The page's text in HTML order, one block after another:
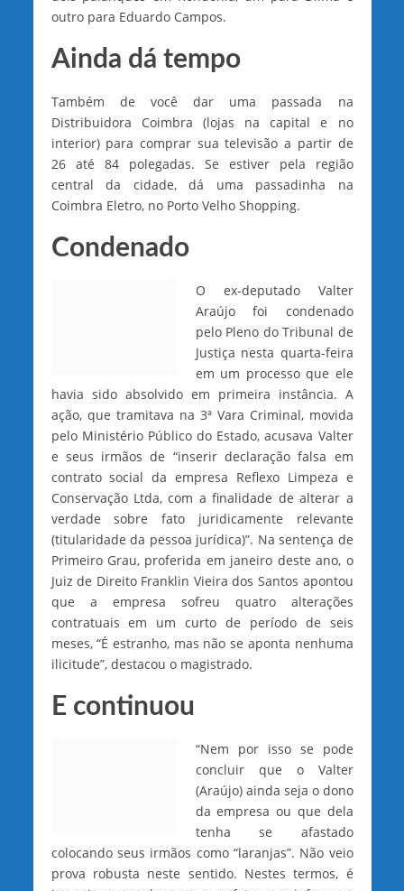
outro para Eduardo Campos.
Ainda dá tempo
Também de você dar uma passada na
Distribuidora Coimbra (lojas na capital e no
interior) para comprar sua televisão a partir de
26 até 84 polegadas. Se estiver pela região
central da cidade, dá uma passadinha na
Coimbra Eletro, no Porto Velho Shopping.
Condenado
O ex-deputado Valter
Araújo foi condenado
pelo Pleno do Tribunal de
Justiça nesta quarta-feira
em um processo que ele
havia sido absolvido em primeira instância. A
ação, que tramitava na 3ª Vara Criminal, movida
pelo Ministério Público do Estado, acusava Valter
e seus irmãos de “inserir declaração falsa em
contrato social da empresa Reflexo Limpeza e
Conservação Ltda, com a finalidade de alterar a
verdade sobre fato juridicamente relevante
(titularidade da pessoa jurídica)”. Na sentença de
Primeiro Grau, proferida em janeiro deste ano, o
Juiz de Direito Franklin Vieira dos Santos apontou
que a empresa sofreu quatro alterações
contratuais em um curto de período de seis
meses, “É estranho, mas não se aponta nenhuma
ilicitude”, destacou o magistrado.
E continuou
“Nem por isso se pode
concluir que o Valter
(Araújo) ainda seja o dono
da empresa ou que dela
tenha se afastado
colocando seus irmãos como “laranjas”. Não veio
prova robusta neste sentido. Nestes termos, é